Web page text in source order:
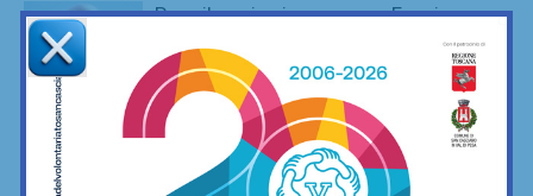
Calcio
Poggibonsi, prime mosse: Fusci
confermato direttore tecnico. In serata
presentazione del nuovo allenatore
Calcio
La Virtus Lilliano e il ripescaggio in
Seconda: “Una gioia immensa. Pronti
ad affrontare la nuova avventura”